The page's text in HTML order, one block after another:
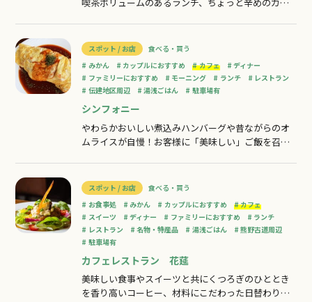
ながらお召し上がりください。ドリンクもコーヒー
やジュースからアルコール類まで様々ご用意。お食
事だけでなくデザートもケーキやパフェ、アイス
スポット / お店
食べる・買う
みかん
カップルにおすすめ カフェ
ディナー
ファミリーにおすすめ
モーニング ランチ
レストラン
伝建地区周辺
湯浅ごはん 駐車場有
シンフォニー
やわらかおいしい煮込みハンバーグや昔ながらのオ
ムライスが自慢！お客様に「美味しい」ご飯を召し
ムライスと並んで人気のメニューです。午後でもモ
ーニングサービスをご利用いただけます♪お気軽に
ご来店ください。
スポット / お店
食べる・買う
お食事処
みかん カップルにおすすめ
カフェ
スイーツ
ディナー ファミリーにおすすめ
ランチ
レストラン
名物・特産品 湯浅ごはん
熊野古道周辺
駐車場有
カフェレストラン 花莚
美味しい食事やスイーツと共にくつろぎのひととき
を香り高いコーヒー、材料にこだわった日替わりの